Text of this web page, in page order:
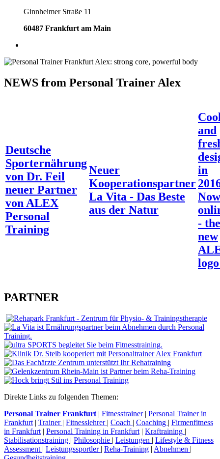
Ginnheimer Straße 11
60487 Frankfurt am Main
NEWS from Personal Trainer Alex
Deutsche
Sporternährung
von Dr. Feil
neuer Partner
von ALEX
Personal
Training
Neuer
Kooperationspartner
La Vita - Das Beste
aus der Natur
and
in
Now
- the
new
PARTNER
Direkte Links zu folgenden Themen:
Personal Trainer Frankfurt | Fitnesstrainer| Personal Trainer in
Frankfurt | Trainer | Fitnesslehrer | Coach | Coaching | Firmenfitness
in Frankfurt | Personal Training in Frankfurt | Kraftraining |
Stabilisationstraining | Philosophie | Leistungen | Lifestyle & Fitness
Assessment | Leistungssportler | Reha-Training | Abnehmen |